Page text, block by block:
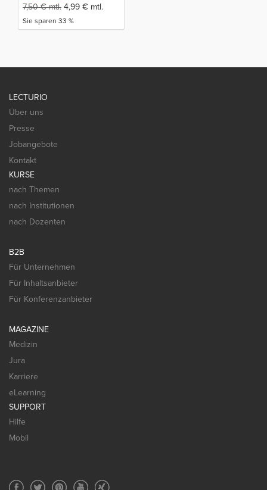
7,50€mtl. 4,99 € mtl.
Sie sparen 33 %
LECTURIO
Über uns
Presse
Jobangebote
Kontakt
KURSE
nach Themen
nach Institutionen
nach Dozenten
B2B
Für Unternehmen
Für Inhaltsanbieter
Für Konferenzanbieter
MAGAZINE
Medizin
Jura
Karriere
eLearning
SUPPORT
Hilfe
Mobil